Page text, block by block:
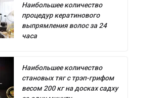
Наибольшее количество
процедур кератинового
выпрямления волос за 24
часа
Наибольшее количество
становых тяг с трэп-грифом
весом 200 кг на досках садху